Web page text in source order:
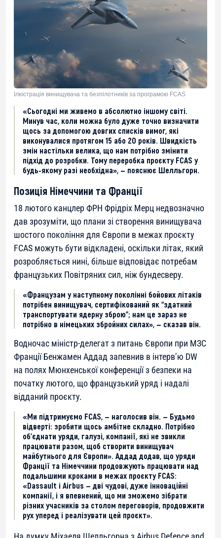
Ілюстрація винищувача та безпілотників за програмою FCAS
«Сьогодні ми живемо в абсолютно іншому світі.
Минув час, коли можна було дуже точно визначити
щось за допомогою довгих списків вимог, які
виконувалися протягом 15 або 20 років. Швидкість
змін настільки велика, що нам потрібно змінити
підхід до розробки. Тому переробка проєкту FCAS у
будь-якому разі необхідна», — пояснює Шелльгорн.
Позиція Німеччини та Франції
18 лютого канцлер ФРН Фрідріх Мерц недвозначно
дав зрозуміти, що плани зі створення винищувача
шостого покоління для Європи в межах проєкту
FCAS можуть бути відкладені, оскільки літак, який
розробляється нині, більше відповідає потребам
французьких Повітряних сил, ніж бундесверу.
«Французам у наступному поколінні бойових літаків
потрібен винищувач, сертифікований як “здатний
транспортувати ядерну зброю”; нам це зараз не
потрібно в німецьких збройних силах», — сказав він.
Водночас міністр-делегат з питань Європи при МЗС
Франції Бенжамен Аддад запевнив в інтерв’ю DW
на полях Мюнхенської конференції з безпеки на
початку лютого, що французький уряд і надалі
відданий проєкту.
«Ми підтримуємо FCAS, — наголосив він. — Будьмо
відверті: зробити щось амбітне складно. Потрібно
об’єднати уряди, галузі, компанії, які не звикли
працювати разом, щоб створити винищувач
майбутнього для Європи». Аддад додав, що уряди
Франції та Німеччини продовжують працювати над
подальшими кроками в межах проєкту FCAS:
«Dassault і Airbus — дві чудові, дуже інноваційні
компанії, і я впевнений, що ми зможемо зібрати
різних учасників за столом переговорів, продовжити
рух уперед і реалізувати цей проєкт».